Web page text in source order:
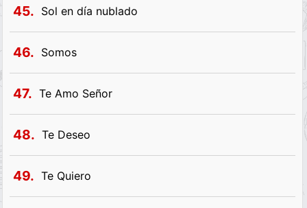
45. Sol en día nublado
46. Somos
47. Te Amo Señor
48. Te Deseo
49. Te Quiero